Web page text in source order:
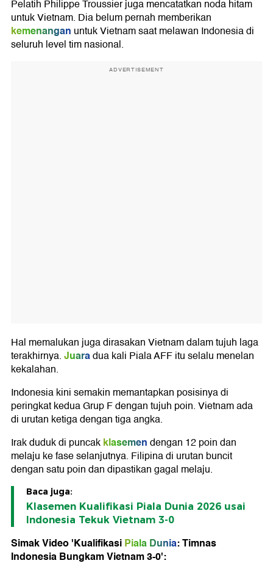
Pelatih Philippe Troussier juga mencatatkan noda hitam
untuk Vietnam. Dia belum pernah memberikan
kemenangan untuk Vietnam saat melawan Indonesia di
seluruh level tim nasional.
ADVERTISEMENT
Hal memalukan juga dirasakan Vietnam dalam tujuh laga
terakhirnya.Juaradua kali Piala AFF itu selalu menelan
kekalahan.
Indonesia kini semakin memantapkan posisinya di
peringkat kedua Grup F dengan tujuh poin. Vietnam ada
di urutan ketiga dengan tiga angka.
Irak duduk di puncakklasemendengan 12 poin dan
melaju ke fase selanjutnya. Filipina di urutan buncit
dengan satu poin dan dipastikan gagal melaju.
Baca juga:
Klasemen Kualifikasi Piala Dunia 2026 usai
Indonesia Tekuk Vietnam 3-0
Simak Video 'KualifikasiPiala Dunia: Timnas
Indonesia Bungkam Vietnam 3-0':